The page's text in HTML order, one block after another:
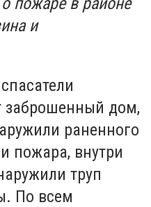
и
заброшенный дом,
раненного
пожара, внутри
труп
По всем